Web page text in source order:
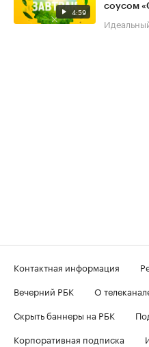
4:59
соусом
Контактная информация
Вечерний РБК
О
Скрыть баннеры на РБК
Корпоративная подписка